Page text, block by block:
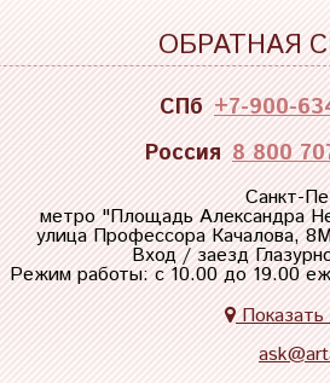
ОБРАТНАЯ
СПб +7-900-
Россия 8 800
Санкт-
метро "Площадь Александра
улица Профессора Качалова,
Вход / заезд
Режим работы: с 10.00 до 19.00
Показать